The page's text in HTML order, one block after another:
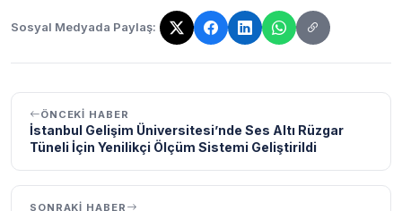
Sosyal Medyada Paylaş:
Bağlantı kopyalandı!
ÖNCEKI HABER
İstanbul Gelişim Üniversitesi’nde Ses Altı Rüzgar
Tüneli İçin Yenilikçi Ölçüm Sistemi Geliştirildi
SONRAKI HABER